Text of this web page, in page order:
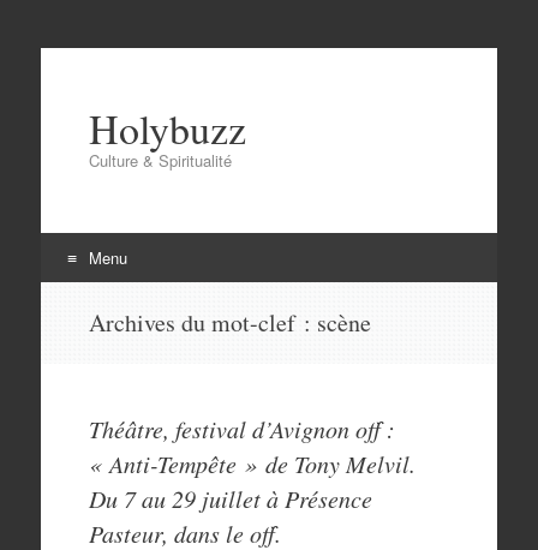
Holybuzz
Culture & Spiritualité
Menu
Archives du mot-clef : scène
Théâtre, festival d’Avignon off :
« Anti-Tempête » de Tony Melvil.
Du 7 au 29 juillet à Présence
Pasteur, dans le off.